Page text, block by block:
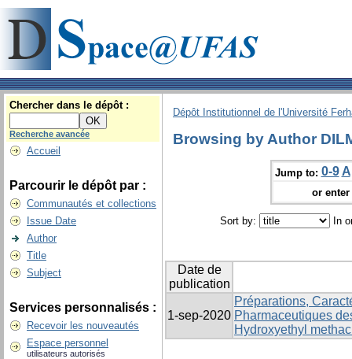
Chercher dans le dépôt :
Recherche avancée
Accueil
Parcourir le dépôt par :
Communautés et collections
Issue Date
Author
Title
Subject
Services personnalisés :
Recevoir les nouveautés
Espace personnel
utilisateurs autorisés
Dépôt Institutionnel de l'Université
Browsing by Author
Jump to: 0-9 A
or
Sort by: In
Date de
publication
1-sep-2020
Préparations,
Pharmaceutiques
Hydroxyethyl